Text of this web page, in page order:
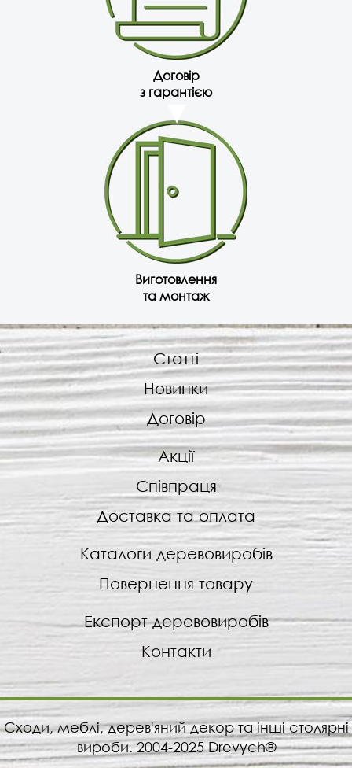
Договір
з гарантією
Виготовлення
та монтаж
Статті
Новинки
Договір
Акції
Співпраця
Доставка та оплата
Каталоги деревовиробів
Повернення товару
Експорт деревовиробів
Контакти
Сходи, меблі, дерев'яний декор та інші столярні
вироби. 2004-2025 Drevych®